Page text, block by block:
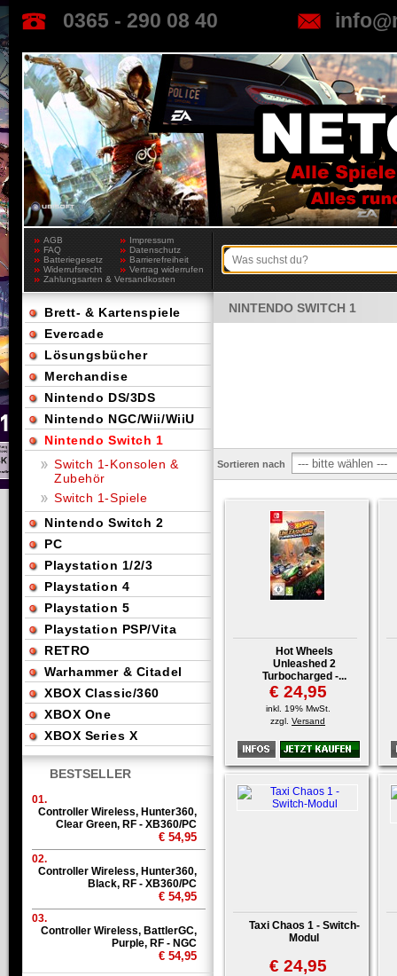
0365 - 290 08 40
AGB
Impressum
FAQ
Datenschutz
Batteriegesetz
Barrierefreiheit
Widerrufsrecht
Vertrag widerrufen
Zahlungsarten & Versandkosten
NINTENDO SWITCH 1
Sortieren nach
Hot Wheels
Unleashed 2
Turbocharged -...
€ 24,95
inkl. 19% MwSt.
zzgl. Versand
Taxi Chaos 1 - Switch-
Modul
€ 24,95
Brett- & Kartenspiele
Evercade
Lösungsbücher
Merchandise
Nintendo DS/3DS
Nintendo NGC/Wii/WiiU
Nintendo Switch 1
Switch 1-Konsolen &
Zubehör
Switch 1-Spiele
Nintendo Switch 2
PC
Playstation 1/2/3
Playstation 4
Playstation 5
Playstation PSP/Vita
RETRO
Warhammer & Citadel
XBOX Classic/360
XBOX One
XBOX Series X
BESTSELLER
01.
Controller Wireless, Hunter360,
Clear Green, RF - XB360/PC
€ 54,95
02.
Controller Wireless, Hunter360,
Black, RF - XB360/PC
€ 54,95
03.
Controller Wireless, BattlerGC,
Purple, RF - NGC
€ 54,95